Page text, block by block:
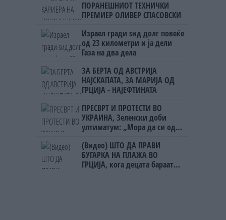
ПОРАНЕШНИОТ ТЕХНИЧКИ
ПРЕМИЕР ОЛИВЕР СПАСОВСКИ
Израел гради ѕид долг повеќе
од 23 километри и ја дели
Газа на два дела
ЗА БЕРТА ОД АВСТРИЈА
НАЈСКАПАТА, ЗА МАРИЈА ОД
ГРЦИЈА - НАЈЕФТИНАТА
ПРЕСВРТ И ПРОТЕСТИ ВО
УКРАИНА, Зеленски доби
ултиматум: „Мора да си оди,
(Видео) ШТО ДА ПРАВИ
БУГАРКА НА ПЛАЖА ВО
ГРЦИЈА, кога децата бараат